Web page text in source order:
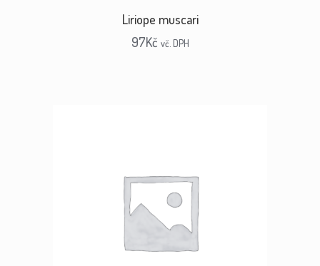
Liriope muscari
97Kč vč. DPH